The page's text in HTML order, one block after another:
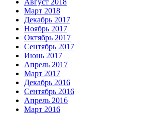
Август 2018
Март 2018
Декабрь 2017
Ноябрь 2017
Октябрь 2017
Сентябрь 2017
Июнь 2017
Апрель 2017
Март 2017
Декабрь 2016
Сентябрь 2016
Апрель 2016
Март 2016